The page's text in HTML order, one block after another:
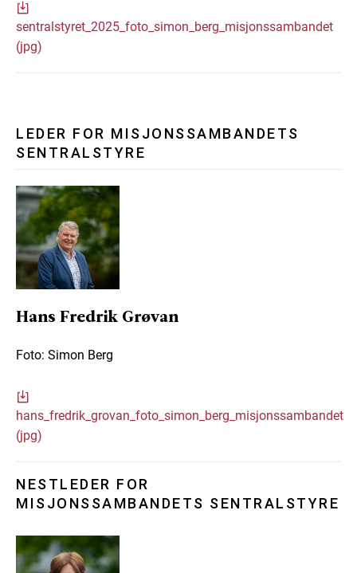
sentralstyret_2025_foto_simon_berg_misjonssambandet
(jpg)
LEDER FOR MISJONSSAMBANDETS
SENTRALSTYRE
Hans Fredrik Grøvan
Foto: Simon Berg
hans_fredrik_grovan_foto_simon_berg_misjonssambandet
(jpg)
NESTLEDER FOR
MISJONSSAMBANDETS SENTRALSTYRE